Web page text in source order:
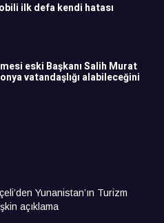
ilk defa kendi hatası
eski Başkanı Salih Murat
vatandaşlığı alabileceğini
Yunanistan’ın Turizm
açıklama